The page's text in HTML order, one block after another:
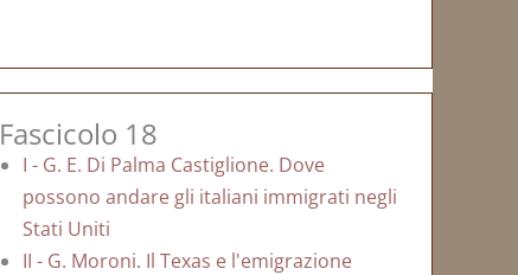
Fascicolo 18
I - G. E. Di Palma Castiglione. Dove
possono andare gli italiani immigrati negli
Stati Uniti
II - G. Moroni. Il Texas e l'emigrazione